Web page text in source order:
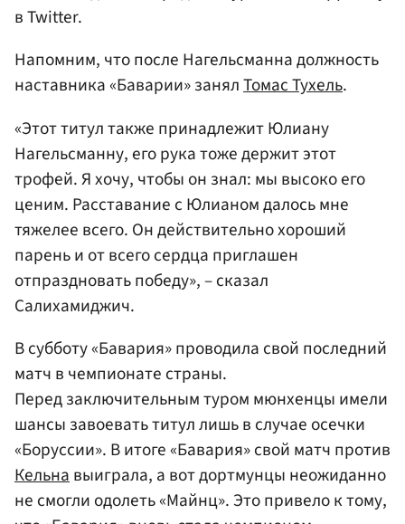
в Twitter.
Напомним, что после Нагельсманна должность
наставника «Баварии» занялТомас Тухель.
«Этот титул также принадлежит Юлиану
Нагельсманну, его рука тоже держит этот
трофей. Я хочу, чтобы он знал: мы высоко его
ценим. Расставание с Юлианом далось мне
тяжелее всего. Он действительно хороший
парень и от всего сердца приглашен
отпраздновать победу», – сказал
Салихамиджич.
В субботу «Бавария» проводила свой последний
матч в чемпионате страны.
Перед заключительным туром мюнхенцы имели
шансы завоевать титул лишь в случае осечки
«Боруссии». В итоге «Бавария» свой матч против
Кельнавыиграла, а вот дортмунцы неожиданно
не смогли одолеть «Майнц». Это привело к тому,